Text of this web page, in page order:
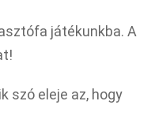
játékunkba. A
szó eleje az, hogy